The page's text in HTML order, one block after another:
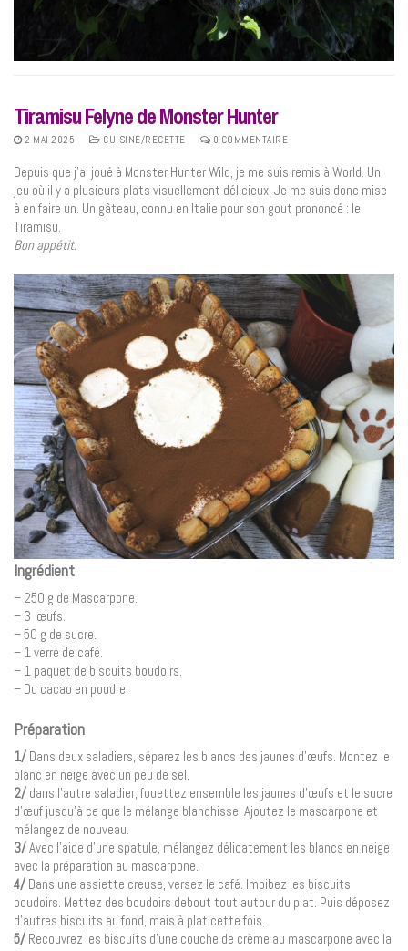
Tiramisu Felyne de Monster Hunter
2 MAI 2025 CUISINE/RECETTE 0 COMMENTAIRE
Depuis que j’ai joué à Monster Hunter Wild, je me suis remis à World. Un
jeu où il y a plusieurs plats visuellement délicieux. Je me suis donc mise
à en faire un. Un gâteau, connu en Italie pour son gout prononcé : le
Tiramisu.
Bon appétit.
Ingrédient
– 250 g de Mascarpone.
– 3 œufs.
– 50 g de sucre.
– 1 verre de café.
– 1 paquet de biscuits boudoirs.
– Du cacao en poudre.
Préparation
1/ Dans deux saladiers, séparez les blancs des jaunes d’œufs. Montez le
blanc en neige avec un peu de sel.
2/ dans l’autre saladier, fouettez ensemble les jaunes d’œufs et le sucre
d’œuf jusqu’à ce que le mélange blanchisse. Ajoutez le mascarpone et
mélangez de nouveau.
3/Avec l’aide d’une spatule, mélangez délicatement les blancs en neige
avec la préparation au mascarpone.
4/ Dans une assiette creuse, versez le café. Imbibez les biscuits
boudoirs. Mettez des boudoirs debout tout autour du plat. Puis déposez
d’autres biscuits au fond, mais à plat cette fois.
5/ Recouvrez les biscuits d’une couche de crème au mascarpone avec la